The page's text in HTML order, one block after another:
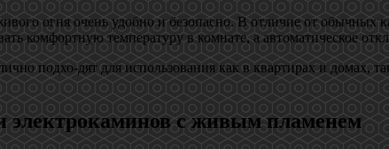
огня очень удобно и безопасно. В отличие от
комфортную температуру в комнате, а автоматическое
подхо-дят для использования как в квартирах и домах,
электрокаминов с живым пламенем